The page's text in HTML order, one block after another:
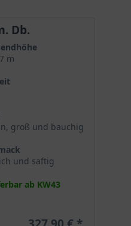
Db.
m
groß und bauchig
und saftig
ab KW43